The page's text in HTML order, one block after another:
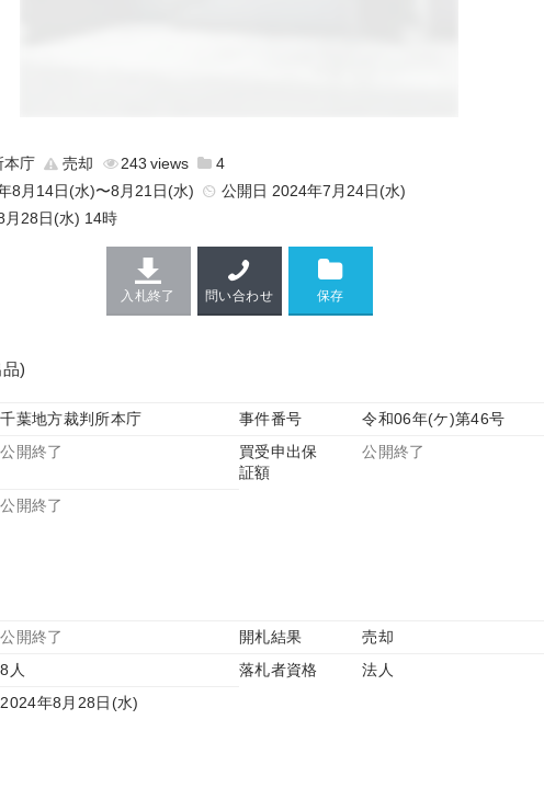
本庁 売却 243
4
8月14日(水)〜8月21日(水)
公開日 2024年7月24日(水)
月28日(水) 14時
入札終了 問い合わせ
)
千葉地方裁判所本庁 事件番号
令和06年(ケ)第46号
公開終了
買受申出保
証額
公開終了
公開終了
公開終了 開札結果
売却
8人 落札者資格
法人
2024年8月28日(水)